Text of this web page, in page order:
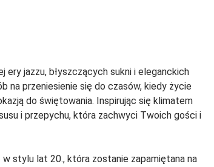
ery jazzu, błyszczących sukni i eleganckich
na przeniesienie się do czasów, kiedy życie
do świętowania. Inspirując się klimatem
i przepychu, która zachwyci Twoich gości i
stylu lat 20., która zostanie zapamiętana na